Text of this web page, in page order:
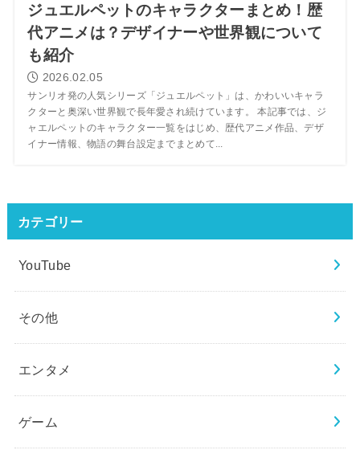
ジュエルペットのキャラクターまとめ！歴
代アニメは？デザイナーや世界観について
も紹介
2026.02.05
サンリオ発の人気シリーズ「ジュエルペット」は、かわいいキャラ
クターと奥深い世界観で長年愛され続けています。 本記事では、ジ
ャエルペットのキャラクター一覧をはじめ、歴代アニメ作品、デザ
イナー情報、物語の舞台設定までまとめて...
カテゴリー
YouTube
その他
エンタメ
ゲーム